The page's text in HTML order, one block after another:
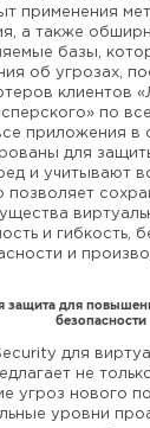
применения
а также
базы,
об угрозах,
клиентов
по
приложения в
для
и учитывают
позволяет
и гибкость,
и
защита для
безопасности
для
не
угроз нового
уровни